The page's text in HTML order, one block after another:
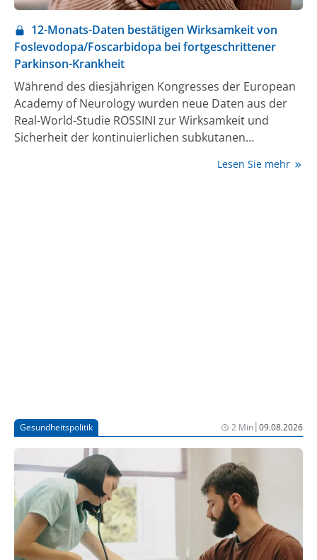
12-Monats-Daten bestätigen Wirksamkeit von
Foslevodopa/Foscarbidopa bei fortgeschrittener
Parkinson-Krankheit
Während des diesjährigen Kongresses der European
Academy of Neurology wurden neue Daten aus der
Real-World-Studie ROSSINI zur Wirksamkeit und
Sicherheit der kontinuierlichen subkutanen
fortgeschrittener Parkinson-Krankheit vorgestellt [1,
Lesen Sie mehr
Gesundheitspolitik 2 Min|09.08.2026